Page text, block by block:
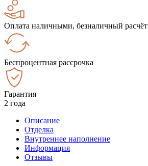
Оплата наличными, безналичный расчёт
Беспроцентная рассрочка
Гарантия
2 года
Описание
Отделка
Внутреннее наполнение
Информация
Отзывы